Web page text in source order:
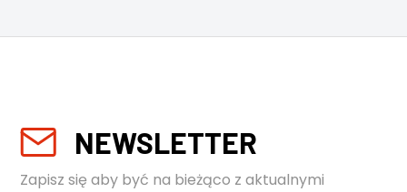
NEWSLETTER
Zapisz się aby być na bieżąco z aktualnymi